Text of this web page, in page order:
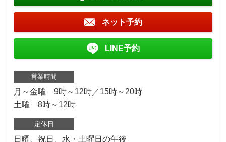
ネット予約
LINE予約
営業時間
月～金曜 9時～12時／15時～20時
土曜 8時～12時
定休日
日曜、祝日、水・土曜日の午後